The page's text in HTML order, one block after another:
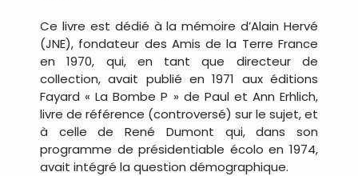
Ce livre est dédié à la mémoire d’Alain Hervé
(JNE), fondateur des Amis de la Terre France
en 1970, qui, en tant que directeur de
collection, avait publié en 1971 aux éditions
Fayard « La Bombe P » de Paul et Ann Erhlich,
livre de référence (controversé) sur le sujet, et
à celle de René Dumont qui, dans son
programme de présidentiable écolo en 1974,
avait intégré la question démographique.